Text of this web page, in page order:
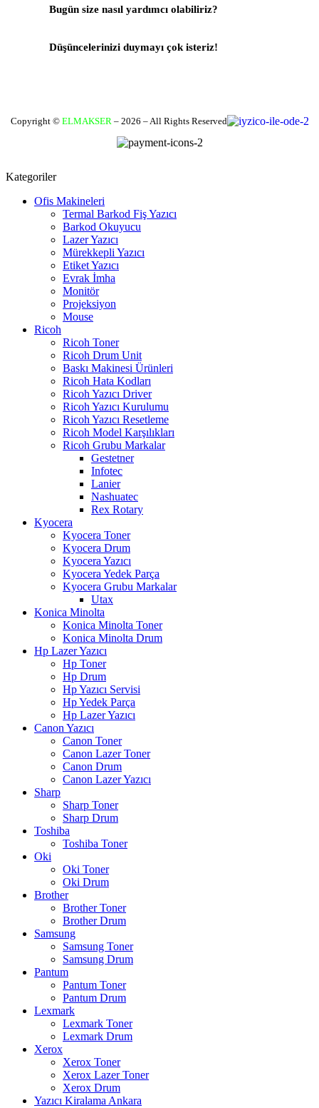
Bugün size nasıl yardımcı olabiliriz?
Düşüncelerinizi duymayı çok isteriz!
Copyright © ELMAKSER– 2026 – All Rights Reserved
Kategoriler
Ofis Makineleri
Termal Barkod Fiş Yazıcı
Barkod Okuyucu
Lazer Yazıcı
Mürekkepli Yazıcı
Etiket Yazıcı
Evrak İmha
Monitör
Projeksiyon
Mouse
Ricoh
Ricoh Toner
Ricoh Drum Unit
Baskı Makinesi Ürünleri
Ricoh Hata Kodları
Ricoh Yazıcı Driver
Ricoh Yazıcı Kurulumu
Ricoh Yazıcı Resetleme
Ricoh Model Karşılıkları
Ricoh Grubu Markalar
Gestetner
Infotec
Lanier
Nashuatec
Rex Rotary
Kyocera
Kyocera Toner
Kyocera Drum
Kyocera Yazıcı
Kyocera Yedek Parça
Kyocera Grubu Markalar
Utax
Konica Minolta
Konica Minolta Toner
Konica Minolta Drum
Hp Lazer Yazıcı
Hp Toner
Hp Drum
Hp Yazıcı Servisi
Hp Yedek Parça
Hp Lazer Yazıcı
Canon Yazıcı
Canon Toner
Canon Lazer Toner
Canon Drum
Canon Lazer Yazıcı
Sharp
Sharp Toner
Sharp Drum
Toshiba
Toshiba Toner
Oki
Oki Toner
Oki Drum
Brother
Brother Toner
Brother Drum
Samsung
Samsung Toner
Samsung Drum
Pantum
Pantum Toner
Pantum Drum
Lexmark
Lexmark Toner
Lexmark Drum
Xerox
Xerox Toner
Xerox Lazer Toner
Xerox Drum
Yazıcı Kiralama Ankara